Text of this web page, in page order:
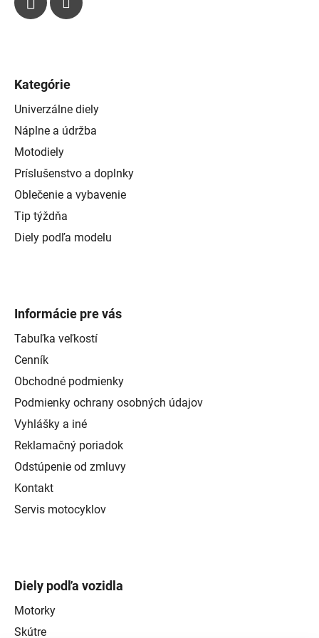
Kategórie
Univerzálne diely
Náplne a údržba
Motodiely
Príslušenstvo a doplnky
Oblečenie a vybavenie
Tip týždňa
Diely podľa modelu
Informácie pre vás
Tabuľka veľkostí
Cenník
Obchodné podmienky
Podmienky ochrany osobných údajov
Vyhlášky a iné
Reklamačný poriadok
Odstúpenie od zmluvy
Kontakt
Servis motocyklov
Diely podľa vozidla
Motorky
Skútre